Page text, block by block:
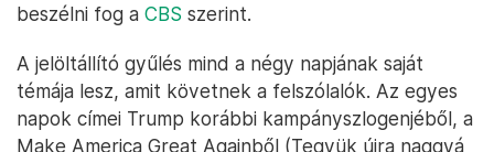
beszélni fog a CBS szerint.
A jelöltállító gyűlés mind a négy napjának saját
témája lesz, amit követnek a felszólalók. Az egyes
napok címei Trump korábbi kampányszlogenjéből, a
Make America Great Againből (Tegyük újra naggyá